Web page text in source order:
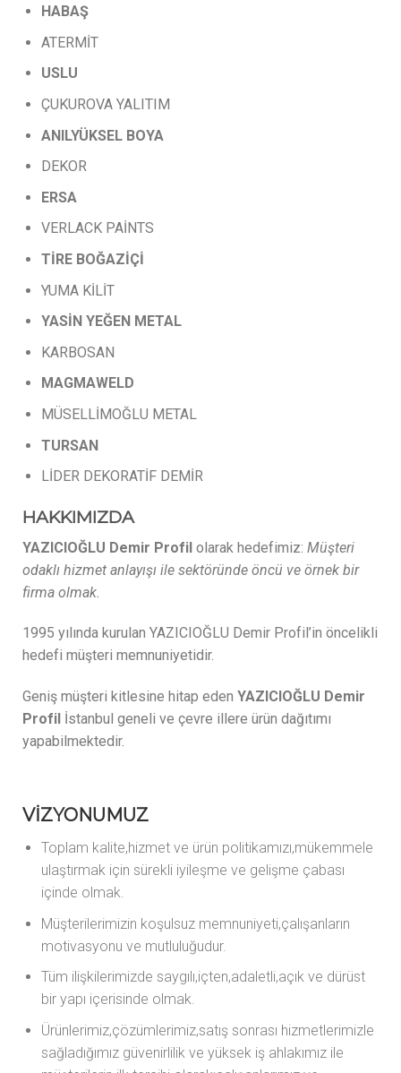
HABAŞ
ATERMİT
USLU
ÇUKUROVA YALITIM
ANILYÜKSEL BOYA
DEKOR
ERSA
VERLACK PAİNTS
TİRE BOĞAZİÇİ
YUMA KİLİT
YASİN YEĞEN METAL
KARBOSAN
MAGMAWELD
MÜSELLİMOĞLU METAL
TURSAN
LİDER DEKORATİF DEMİR
HAKKIMIZDA
YAZICIOĞLU Demir Profil olarak hedefimiz: Müşteri
odaklı hizmet anlayışı ile sektöründe öncü ve örnek bir
firma olmak.
1995 yılında kurulan YAZICIOĞLU Demir Profil’in öncelikli
hedefi müşteri memnuniyetidir.
Geniş müşteri kitlesine hitap eden YAZICIOĞLU Demir
Profil İstanbul geneli ve çevre illere ürün dağıtımı
yapabilmektedir.
VİZYONUMUZ
Toplam kalite,hizmet ve ürün politikamızı,mükemmele
ulaştırmak için sürekli iyileşme ve gelişme çabası
içinde olmak.
Müşterilerimizin koşulsuz memnuniyeti,çalışanların
motivasyonu ve mutluluğudur.
Tüm ilişkilerimizde saygılı,içten,adaletli,açık ve dürüst
bir yapı içerisinde olmak.
Ürünlerimiz,çözümlerimiz,satış sonrası hizmetlerimizle
sağladığımız güvenirlilik ve yüksek iş ahlakımız ile